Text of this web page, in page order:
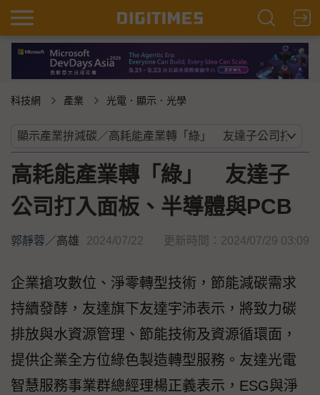
科技網 產業 光電．顯示．光學
高耗能產業轉「綠」 友達子
公司打入面板、半導體與PCB
郭靜蓉／高雄 2024/07/22 更新時間：2024/07/29 03:09
企業搶攻數位、淨零轉型技術，節能減碳需求
持續發酵，友達旗下友達宇沛表示，將致力碳
排放與水資源管理、節能技術及資源循環面，
提供企業全方位綠色製造轉型服務。友達光電
智慧服務事業群總經理楊正義表示，ESG與淨